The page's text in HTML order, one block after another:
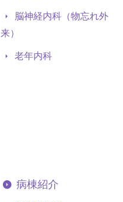
脳神経内科（物忘れ外
来）
老年内科
病棟紹介